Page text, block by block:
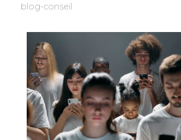
blog-conseil